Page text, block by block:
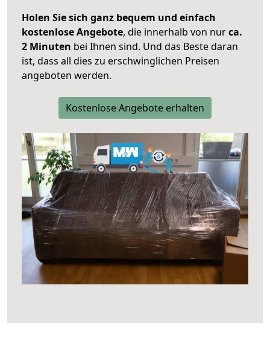
Holen Sie sich ganz bequem und einfach
kostenlose Angebote, die innerhalb von nurca.
2 Minuten bei Ihnen sind. Und das Beste daran
ist, dass all dies zu erschwinglichen Preisen
angeboten werden.
Kostenlose Angebote erhalten